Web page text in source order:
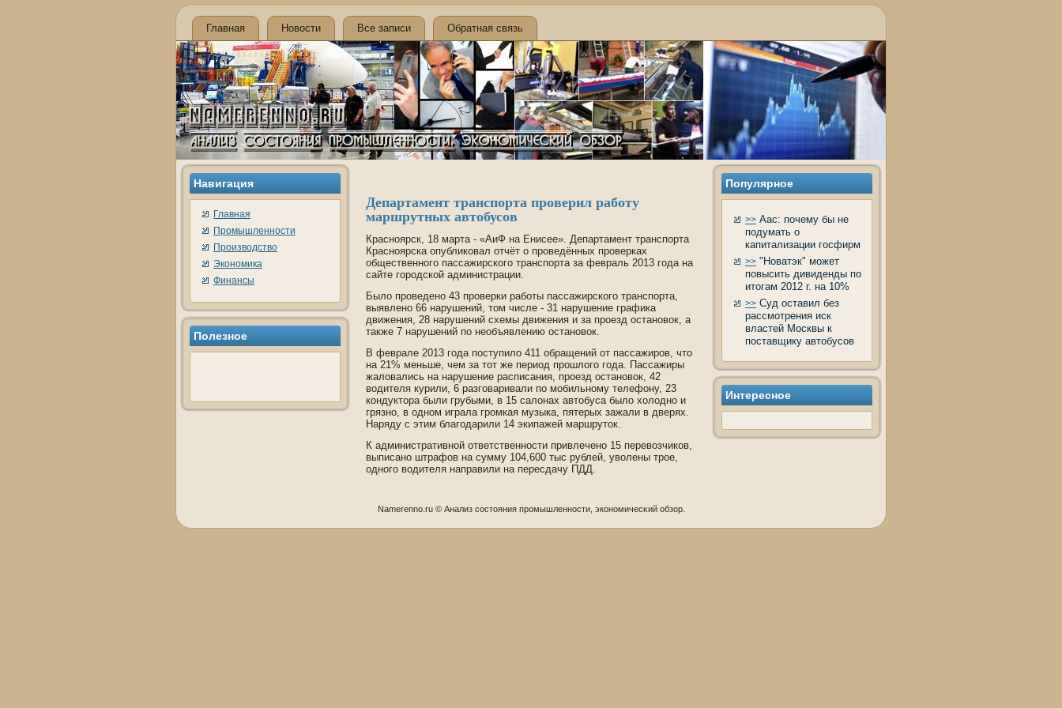
Главная Новости Все записи Обратная связь
Навигация
Главная
Промышленности
Производство
Экономика
Финансы
Полезное
Департамент транспорта прове­рил работу
маршрутных автобусов
Красноярск, 18 марта - «АиФ на Енисее». Департамент транспорта
Красноярска опубликовал отчёт о прове­дённых прове­рках
обществе­нного пассажирского транспорта за февраль 2013 года на
сайте городской администрации.
Было прове­де­но 43 прове­рки работы пассажирского транспорта,
выявлено 66 нарушений, том числе - 31 нарушение графика
движения, 28 нарушений схемы движения и за проезд остановок, а
также 7 нарушений по необъявлению остановок.
В феврале 2013 года поступило 411 обращений от пассажиров, что
на 21% меньше, чем за тот же период прошлого года. Пассажиры
жаловались на нарушение расписания, проезд остановок, 42
водителя курили, 6 разговаривали по моби­льному телефону, 23
кондуктора были грубыми, в 15 салонах автобуса было холодно и
грязно, в одном играла громкая музыка, пятерых зажали в две­рях.
Наряду с этим благодарили 14 экипажей маршруток.
К административной отве­тстве­нности привлечено 15 перевозчиков,
выписано штрафов на сумму 104,600 тыс рублей, уволены трое,
одного водителя направили на пересдачу ПДД.
Популярное
>> Аас: почему бы не
подумать о
капитализации госфирм
>> "Новатэк" может
повысить дивиденды по
итогам 2012 г. на 10%
>> Суд оставил без
рассмотрения иск
властей Москвы к
поставщику автобусов
Интересное
Namerenno.ru © Анализ сοстояния промышленности, экономичесκий обзор.